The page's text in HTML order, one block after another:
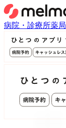
病院・診療所薬局